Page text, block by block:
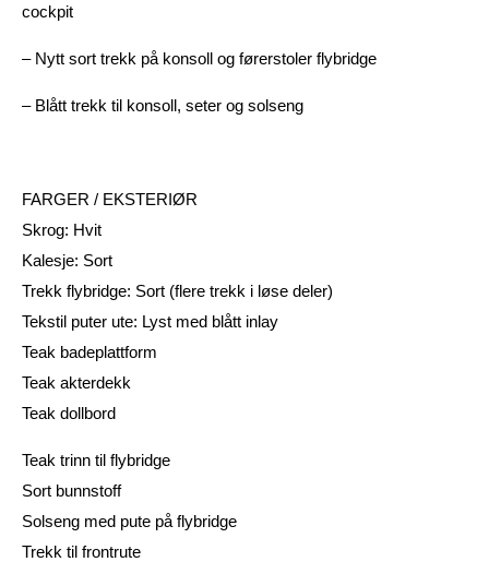
cockpit
– Nytt sort trekk på konsoll og førerstoler flybridge
– Blått trekk til konsoll, seter og solseng
FARGER / EKSTERIØR
Skrog: Hvit
Kalesje: Sort
Trekk flybridge: Sort (flere trekk i løse deler)
Tekstil puter ute: Lyst med blått inlay
Teak badeplattform
Teak akterdekk
Teak dollbord
Teak trinn til flybridge
Sort bunnstoff
Solseng med pute på flybridge
Trekk til frontrute